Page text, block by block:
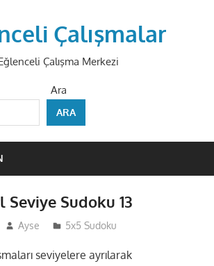
Çalışmalar
Çalışma Merkezi
Ara
ARA
Sudoku 13
Ayse 5x5 Sudoku
seviyelere ayrılarak